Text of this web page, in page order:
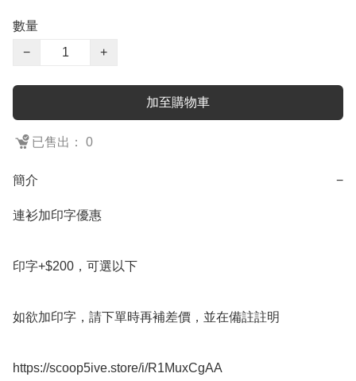
數量
−
+
加至購物車
已售出： 0
簡介 −
連衫加印字優惠
印字+$200，可選以下
如欲加印字，請下單時再補差價，並在備註註明
https://scoop5ive.store/i/R1MuxCgAA